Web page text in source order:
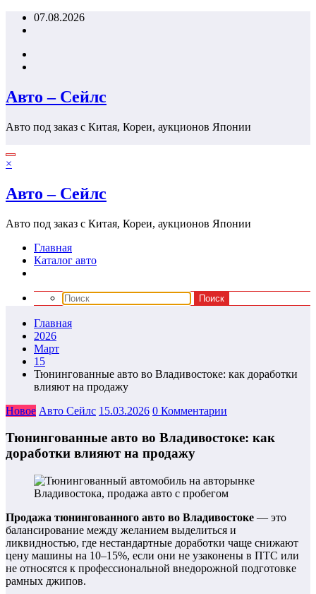
Перейти07.08.2026
Авто – Сейлс
Авто под заказ с Китая, Кореи, аукционов Японии
×
Авто – Сейлс
Авто под заказ с Китая, Кореи, аукционов Японии
Главная
Каталог авто
Главная
2026
Март
15
Тюнингованные авто во Владивостоке: как доработки
влияют на продажу
Новое Авто Сейлс 15.03.2026 0 Комментарии
Тюнингованные авто во Владивостоке: как
доработки влияют на продажу
Продажа тюнингованного авто во Владивостоке — это
балансирование между желанием выделиться и
ликвидностью, где нестандартные доработки чаще снижают
цену машины на 10–15%, если они не узаконены в ПТС или
не относятся к профессиональной внедорожной подготовке
рамных джипов.